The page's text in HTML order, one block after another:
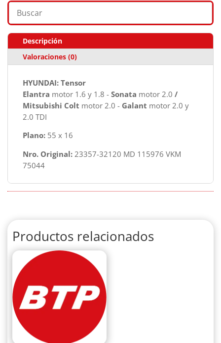
Descripción
Valoraciones (0)
HYUNDAI: Tensor
Elantra motor 1.6 y 1.8 - Sonata motor 2.0 /
Mitsubishi Colt motor 2.0 - Galant motor 2.0 y
2.0 TDI
Plano: 55 x 16
Nro. Original: 23357-32120 MD 115976 VKM
75044
Productos relacionados